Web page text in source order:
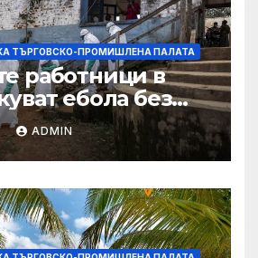
ТЪРГОВСКО-ПРОМИШЛЕНА ПАЛАТА
работници в
ебола без
докато СЗО
ADMIN